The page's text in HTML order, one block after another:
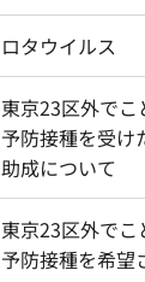
ロタウイルス
東京23区外でこ
予防接種を受け
助成について
東京23区外でこ
予防接種を希望